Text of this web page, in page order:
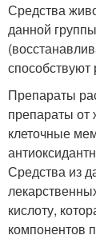
Средства
данной
Препараты
препараты от
клеточные
Средства из
кислоту,
компонентов